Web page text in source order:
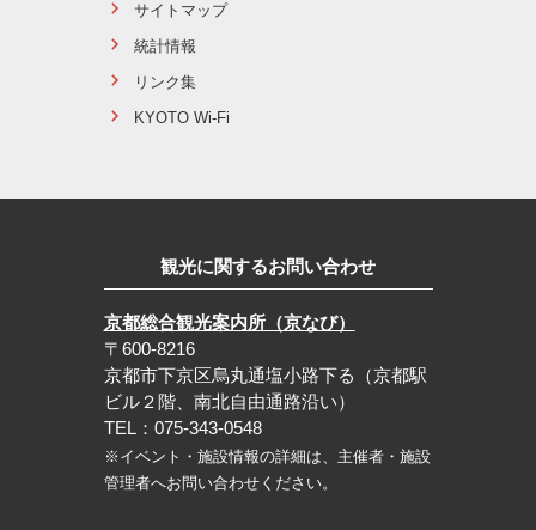
サイトマップ
統計情報
リンク集
KYOTO Wi-Fi
観光に関するお問い合わせ
京都総合観光案内所（京なび）
〒600-8216
京都市下京区烏丸通塩小路下る（京都駅
ビル２階、南北自由通路沿い）
TEL：075-343-0548
※イベント・施設情報の詳細は、主催者・施設
管理者へお問い合わせください。